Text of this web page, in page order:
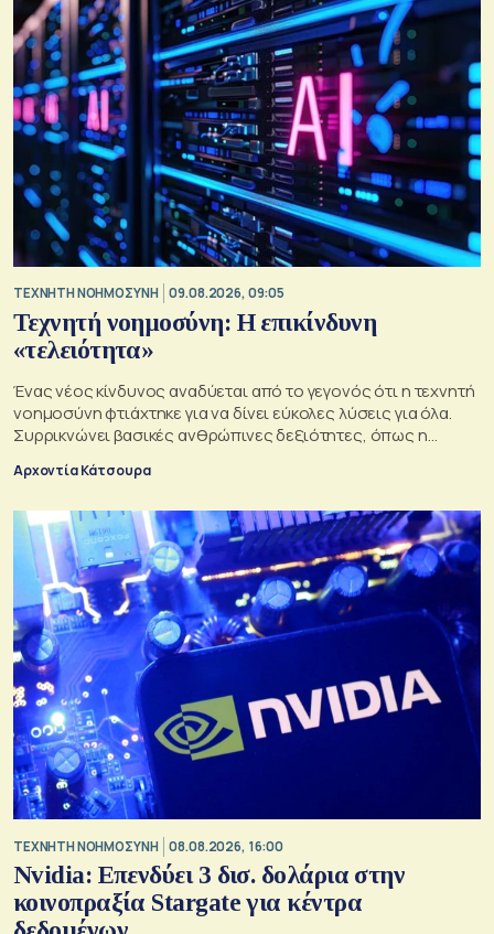
TΕΧΝΗΤΗ ΝΟΗΜΟΣΥΝΗ 09.08.2026, 09:05
Τεχνητή νοημοσύνη: Η επικίνδυνη
«τελειότητα»
Ένας νέος κίνδυνος αναδύεται από το γεγονός ότι η τεχνητή
νοημοσύνη φτιάχτηκε για να δίνει εύκολες λύσεις για όλα.
Συρρικνώνει βασικές ανθρώπινες δεξιότητες, όπως η
Αρχοντία Κάτσουρα
TΕΧΝΗΤΗ ΝΟΗΜΟΣΥΝΗ 08.08.2026, 16:00
Nvidia: Επενδύει 3 δισ. δολάρια στην
κοινοπραξία Stargate για κέντρα